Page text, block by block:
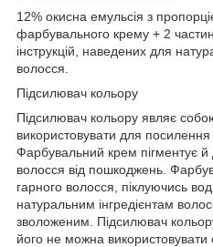
12% окисна емульсія з
фарбувального крему + 2
інструкцій, наведених для
волосся.
Підсилювач кольору
Підсилювач кольору являє
використовувати для
Фарбувальний крем пігментує
волосся від пошкоджень.
гарного волосся, піклуючись
натуральним інгредієнтам
зволоженим. Підсилювач
його не можна використовувати